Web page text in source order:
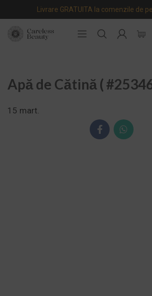
Livrare GRATUITA la comenzile de
Apă de Cătină (
15 mart.